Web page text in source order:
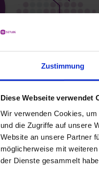
Zustimmung
Diese Webseite verwendet
Wir verwenden Cookies,
und die Zugriffe auf unsere
Website an unsere Partner
möglicherweise mit
der Dienste gesammelt